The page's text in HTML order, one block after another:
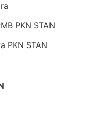
PKN STAN
PKN STAN